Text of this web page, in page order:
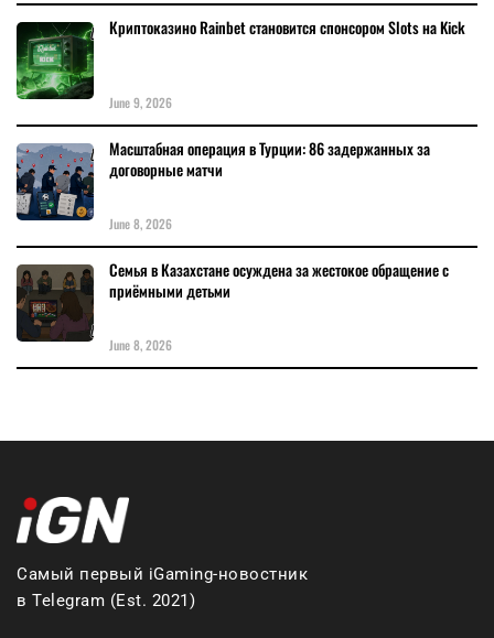
Криптоказино Rainbet становится спонсором Slots на Kick
June 9, 2026
Масштабная операция в Турции: 86 задержанных за
договорные матчи
June 8, 2026
Семья в Казахстане осуждена за жестокое обращение с
приёмными детьми
June 8, 2026
Самый первый iGaming-новостник
в Telegram (Est. 2021)